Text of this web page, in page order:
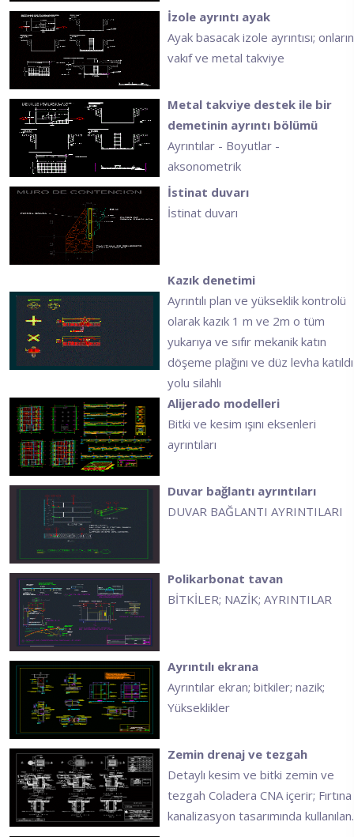
İzole ayrıntı ayak
Ayak basacak izole ayrıntısı; onların
vakıf ve metal takviye
Metal takviye destek ile bir
demetinin ayrıntı bölümü
Ayrıntılar - Boyutlar -
aksonometrik
İstinat duvarı
İstinat duvarı
Kazık denetimi
Ayrıntılı plan ve yükseklik kontrolü
olarak kazık 1 m ve 2m o tüm
yukarıya ve sıfır mekanik katın
döşeme plağını ve düz levha katıldı
yolu silahlı
Alijerado modelleri
Bitki ve kesim ışını eksenleri
ayrıntıları
Duvar bağlantı ayrıntıları
DUVAR BAĞLANTI AYRINTILARI
Polikarbonat tavan
BİTKİLER; NAZİK; AYRINTILAR
Ayrıntılı ekrana
Ayrıntılar ekran; bitkiler; nazik;
Yükseklikler
Zemin drenaj ve tezgah
Detaylı kesim ve bitki zemin ve
tezgah Coladera CNA içerir; Fırtına
kanalizasyon tasarımında kullanılan.